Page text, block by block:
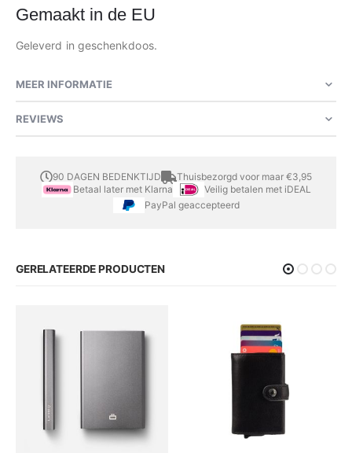
Gemaakt in de EU
Geleverd in geschenkdoos.
MEER INFORMATIE
REVIEWS
90 DAGEN BEDENKTIJD
Thuisbezorgd voor maar €3,95
Betaal later met Klarna
Veilig betalen met iDEAL
PayPal geaccepteerd
GERELATEERDE PRODUCTEN